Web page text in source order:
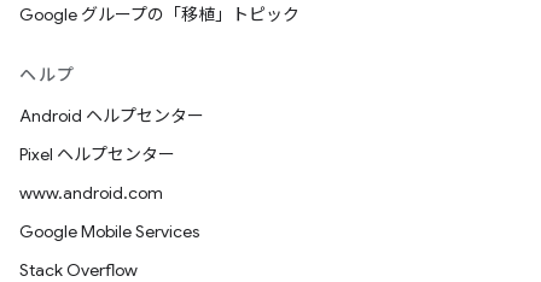
Google グループの「移植」トピック
ヘルプ
Android ヘルプセンター
Pixel ヘルプセンター
www.android.com
Google Mobile Services
Stack Overflow